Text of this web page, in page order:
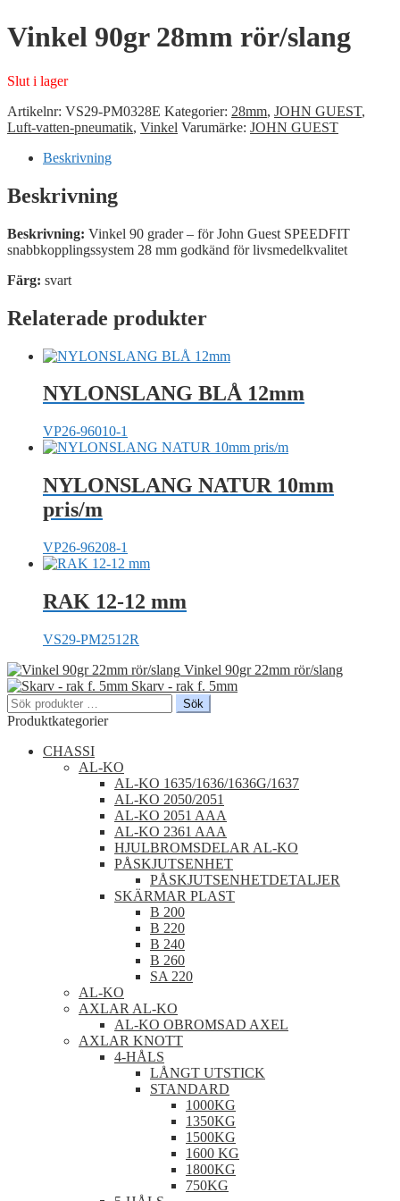
Vinkel 90gr 28mm rör/slang
Slut i lager
Artikelnr: VS29-PM0328E Kategorier: 28mm, JOHN GUEST,
Luft-vatten-pneumatik, Vinkel Varumärke: JOHN GUEST
Beskrivning
Beskrivning
Beskrivning: Vinkel 90 grader – för John Guest SPEEDFIT
snabbkopplingssystem 28 mm godkänd för livsmedelkvalitet
Färg: svart
Relaterade produkter
NYLONSLANG BLÅ 12mm
VP26-96010-1
NYLONSLANG NATUR 10mm
pris/m
VP26-96208-1
RAK 12-12 mm
VS29-PM2512R
Vinkel 90gr 22mm rör/slang
Skarv - rak f. 5mm
Sök
efter:
Sök
Produktkategorier
CHASSI
AL-KO
AL-KO 1635/1636/1636G/1637
AL-KO 2050/2051
AL-KO 2051 AAA
AL-KO 2361 AAA
HJULBROMSDELAR AL-KO
PÅSKJUTSENHET
PÅSKJUTSENHETDETALJER
SKÄRMAR PLAST
B 200
B 220
B 240
B 260
SA 220
AL-KO
AXLAR AL-KO
AL-KO OBROMSAD AXEL
AXLAR KNOTT
4-HÅLS
LÅNGT UTSTICK
STANDARD
1000KG
1350KG
1500KG
1600 KG
1800KG
750KG